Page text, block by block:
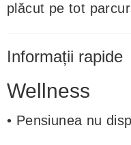
plăcut pe tot
Informații rapide
Wellness
• Pensiunea nu